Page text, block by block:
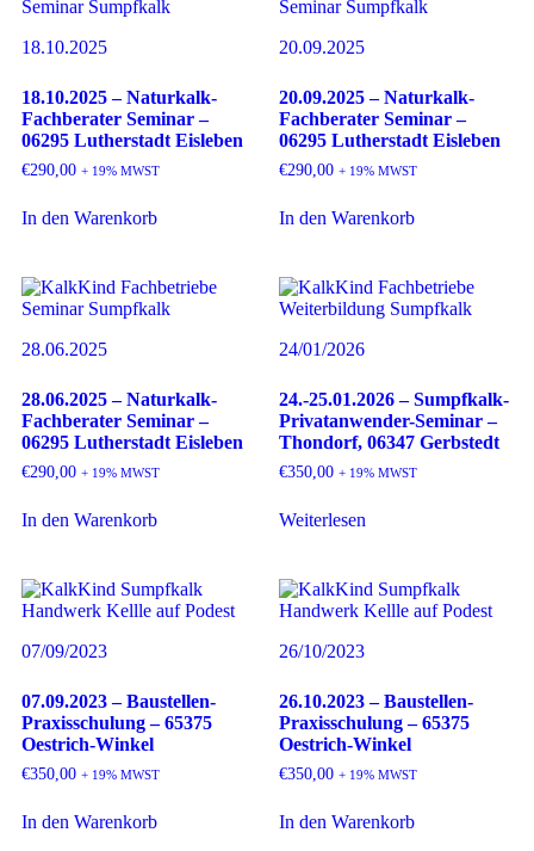
18.10.2025
18.10.2025 – Naturkalk-
Fachberater Seminar –
06295 Lutherstadt Eisleben
€290,00 + 19% MWST
In den Warenkorb
20.09.2025
20.09.2025 – Naturkalk-
Fachberater Seminar –
06295 Lutherstadt Eisleben
€290,00 + 19% MWST
In den Warenkorb
28.06.2025
28.06.2025 – Naturkalk-
Fachberater Seminar –
06295 Lutherstadt Eisleben
€290,00 + 19% MWST
In den Warenkorb
24/01/2026
24.-25.01.2026 – Sumpfkalk-
Privatanwender-Seminar –
Thondorf, 06347 Gerbstedt
€350,00 + 19% MWST
Weiterlesen
07/09/2023
07.09.2023 – Baustellen-
Praxisschulung – 65375
Oestrich-Winkel
€350,00 + 19% MWST
In den Warenkorb
26/10/2023
26.10.2023 – Baustellen-
Praxisschulung – 65375
Oestrich-Winkel
€350,00 + 19% MWST
In den Warenkorb